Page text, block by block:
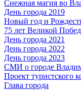
Снежная магия во
День города 2019
Новый год и
75 лет Великой
День города 2021
День города 2022
День города 2023
СМИ о городе
Проект туристского
Глава города